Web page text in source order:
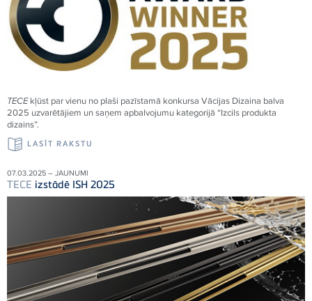
TECEkļūst par vienu no plaši pazīstamā konkursa Vācijas Dizaina balva
2025 uzvarētājiem un saņem apbalvojumu kategorijā “Izcils produkta
dizains”.
LASĪT RAKSTU
07.03.2025 – JAUNUMI
TECE izstādē ISH 2025